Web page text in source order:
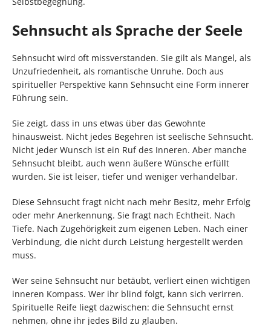
Sehnsucht als Sprache der Seele
Sehnsucht wird oft missverstanden. Sie gilt als Mangel, als
Unzufriedenheit, als romantische Unruhe. Doch aus
spiritueller Perspektive kann Sehnsucht eine Form innerer
Führung sein.
Sie zeigt, dass in uns etwas über das Gewohnte
hinausweist. Nicht jedes Begehren ist seelische Sehnsucht.
Nicht jeder Wunsch ist ein Ruf des Inneren. Aber manche
Sehnsucht bleibt, auch wenn äußere Wünsche erfüllt
wurden. Sie ist leiser, tiefer und weniger verhandelbar.
Diese Sehnsucht fragt nicht nach mehr Besitz, mehr Erfolg
oder mehr Anerkennung. Sie fragt nach Echtheit. Nach
Tiefe. Nach Zugehörigkeit zum eigenen Leben. Nach einer
Verbindung, die nicht durch Leistung hergestellt werden
muss.
Wer seine Sehnsucht nur betäubt, verliert einen wichtigen
inneren Kompass. Wer ihr blind folgt, kann sich verirren.
Spirituelle Reife liegt dazwischen: die Sehnsucht ernst
nehmen, ohne ihr jedes Bild zu glauben.